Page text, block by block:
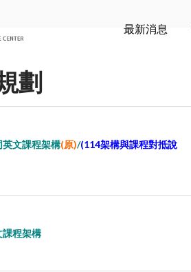
最新消息
劃
英文課程架構(原)/(114架構與課程對抵說
課程架構